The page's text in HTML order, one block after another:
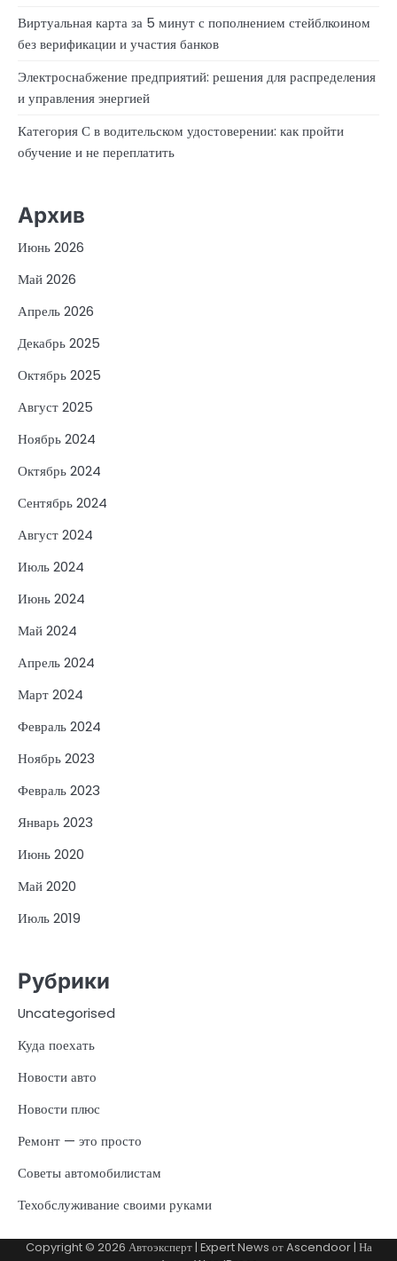
Виртуальная карта за 5 минут с пополнением стейблкоином
без верификации и участия банков
Электроснабжение предприятий: решения для распределения
и управления энергией
Категория С в водительском удостоверении: как пройти
обучение и не переплатить
Архив
Июнь 2026
Май 2026
Апрель 2026
Декабрь 2025
Октябрь 2025
Август 2025
Ноябрь 2024
Октябрь 2024
Сентябрь 2024
Август 2024
Июль 2024
Июнь 2024
Май 2024
Апрель 2024
Март 2024
Февраль 2024
Ноябрь 2023
Февраль 2023
Январь 2023
Июнь 2020
Май 2020
Июль 2019
Рубрики
Uncategorised
Куда поехать
Новости авто
Новости плюс
Ремонт — это просто
Советы автомобилистам
Техобслуживание своими руками
Copyright © 2026 Автоэксперт| Expert News отAscendoor| На